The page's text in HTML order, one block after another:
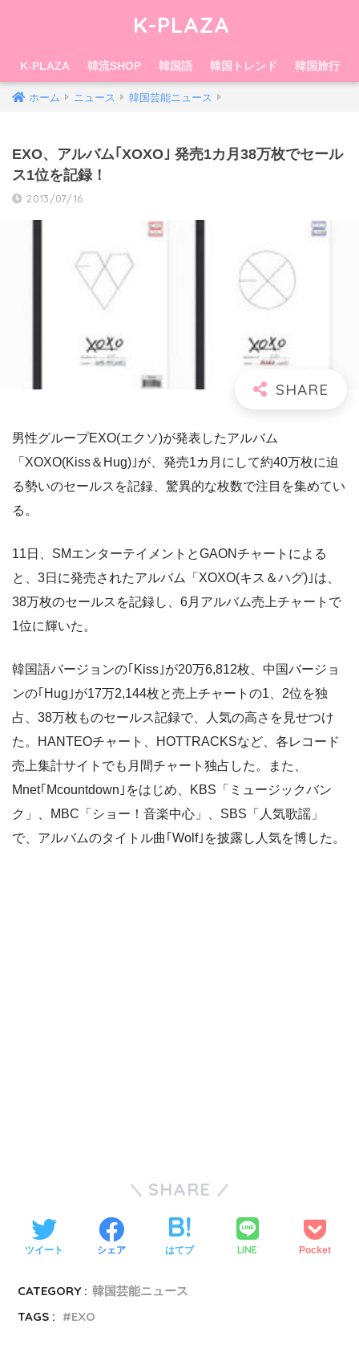
K-PLAZA
K-PLAZA 韓流SHOP 韓国語 韓国トレンド 韓国旅行
ホーム ニュース 韓国芸能ニュース
EXO、アルバム｢XOXO｣ 発売1カ月38万枚でセール
ス1位を記録！
2013/07/16
男性グループEXO(エクソ)が発表したアルバム
「XOXO(Kiss＆Hug)｣が、発売1カ月にして約40万枚に迫
る勢いのセールスを記録、驚異的な枚数で注目を集めてい
る。
11日、SMエンターテイメントとGAONチャートによる
と、3日に発売されたアルバム「XOXO(キス＆ハグ)｣は、
38万枚のセールスを記録し、6月アルバム売上チャートで
1位に輝いた。
韓国語バージョンの｢Kiss｣が20万6,812枚、中国バージョ
ンの｢Hug｣が17万2,144枚と売上チャートの1、2位を独
占、38万枚ものセールス記録で、人気の高さを見せつけ
た。HANTEOチャート、HOTTRACKSなど、各レコード
売上集計サイトでも月間チャート独占した。また、
Mnet｢Mcountdown｣をはじめ、KBS「ミュージックバン
ク」、MBC「ショー！音楽中心」、SBS「人気歌謡」
で、アルバムのタイトル曲｢Wolf｣を披露し人気を博した。
SHARE
ツイート シェア はてブ LINE Pocket
CATEGORY : 韓国芸能ニュース
TAGS :
EXO